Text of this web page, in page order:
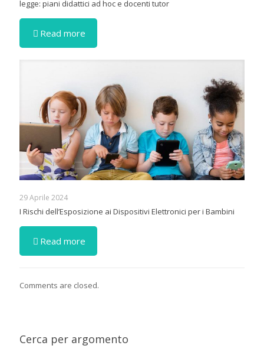
legge: piani didattici ad hoc e docenti tutor
Read more
29 Aprile 2024
I Rischi dell’Esposizione ai Dispositivi Elettronici per i Bambini
Read more
Comments are closed.
Cerca per argomento